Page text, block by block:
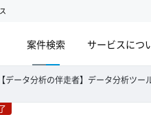
案件検索 サービスにつ
【データ分析の伴走者】データ分析ツールは導入済み/現場が使いこなせるようにレク